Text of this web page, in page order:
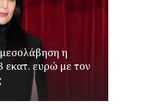
η
εκατ. ευρώ με τον